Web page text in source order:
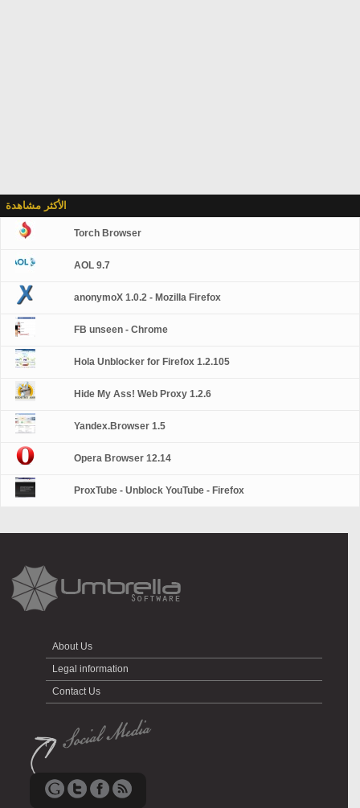
الأكثر مشاهدة
Torch Browser
AOL 9.7
anonymoX 1.0.2 - Mozilla Firefox
FB unseen - Chrome
Hola Unblocker for Firefox 1.2.105
Hide My Ass! Web Proxy 1.2.6
Yandex.Browser 1.5
Opera Browser 12.14
ProxTube - Unblock YouTube - Firefox
About Us
Legal information
Contact Us